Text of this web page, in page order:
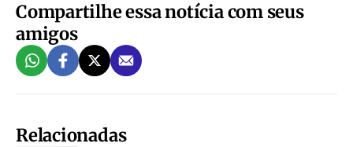
Compartilhe essa notícia com seus
amigos
Relacionadas